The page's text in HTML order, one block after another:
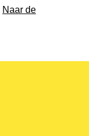
Naar de